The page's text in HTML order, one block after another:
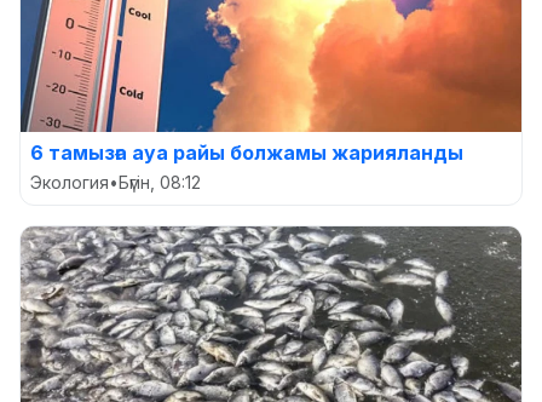
6 тамызға ауа райы болжамы жарияланды
Экология•Бүгін, 08:12